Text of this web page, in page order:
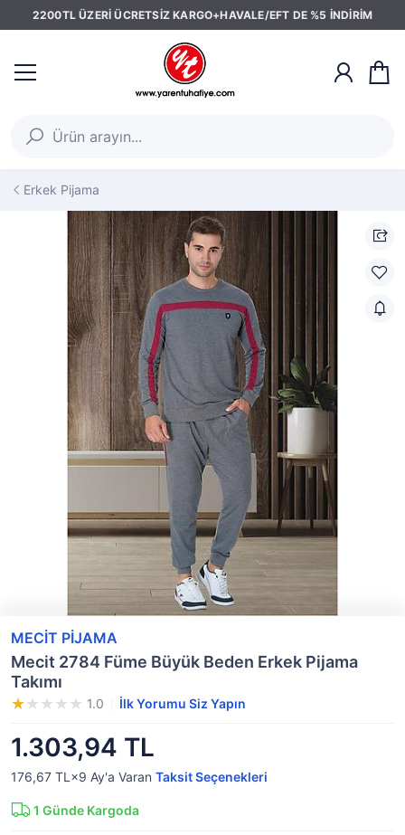
2200TL ÜZERİ ÜCRETSİZ KARGO+HAVALE/EFT DE %5 İNDİRİM
Erkek Pijama
MECİT PİJAMA
Mecit 2784 Füme Büyük Beden Erkek Pijama
Takımı
1.0 İlk Yorumu Siz Yapın
1.303,94 TL
176,67 TL×9 Ay'a Varan Taksit Seçenekleri
1 Günde Kargoda